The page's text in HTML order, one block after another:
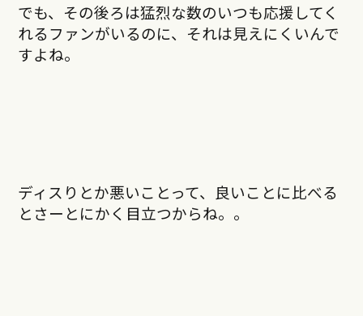
でも、その後ろは猛烈な数のいつも応援してく
れるファンがいるのに、それは見えにくいんで
すよね。
ディスりとか悪いことって、良いことに比べる
とさーとにかく目立つからね。。